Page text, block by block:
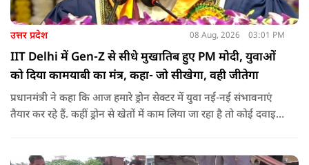
उत्तर प्रदेश 08 Aug, 2026 03:01 PM
IIT Delhi में Gen-Z से सीधे मुखातिब हुए PM मोदी, युवाओं
को दिया कामयाबी का मंत्र, कहा- जो सीखेगा, वही जीतेगा
प्रधानमंत्री ने कहा कि आज हमारे ड्रोन सेक्टर में युवा नई-नई संभावनाएं
तैयार कर रहे हैं. कहीं ड्रोन से खेतों में काम लिया जा रहा है तो कोई दवाइयां